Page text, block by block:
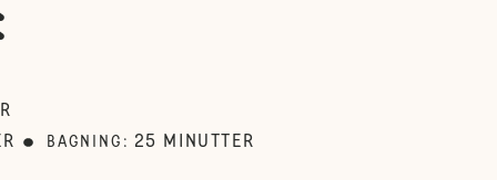
BAGNING : 25 MINUTTER